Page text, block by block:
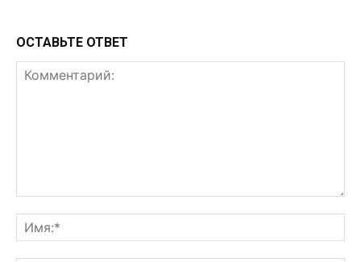
ОСТАВЬТЕ ОТВЕТ